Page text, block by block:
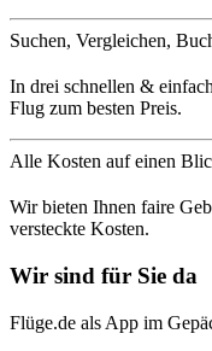
Suchen, Vergleichen,
In drei schnellen &
Flug zum besten Preis.
Alle Kosten auf einen
Wir bieten Ihnen faire
versteckte Kosten.
Wir sind für Sie da
Flüge.de als App im